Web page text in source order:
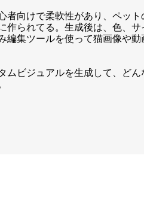
者向けで柔軟性があり、ペッ
作られてる。生成後は、色、サ
編集ツールを使って猫画像や動
ムビジュアルを生成して、どん